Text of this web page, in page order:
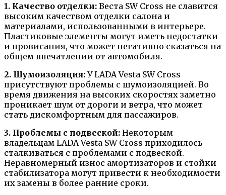
1. Качество отделки: Веста SW Cross не славится
высоким качеством отделки салона и
материалами, использованными в интерьере.
Пластиковые элементы могут иметь недостатки
и провисания, что может негативно сказаться на
общем впечатлении от автомобиля.
2. Шумоизоляция: У LADA Vesta SW Cross
присутствуют проблемы с шумоизоляцией. Во
время движения на высоких скоростях заметно
проникает шум от дороги и ветра, что может
стать дискомфортным для пассажиров.
3. Проблемы с подвеской: Некоторым
владельцам LADA Vesta SW Cross приходилось
сталкиваться с проблемами с подвеской.
Неравномерный износ амортизаторов и стойки
стабилизатора могут привести к необходимости
их замены в более ранние сроки.